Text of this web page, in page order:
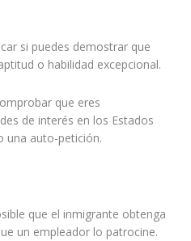
si puedes demostrar que
o habilidad excepcional.
que eres
de interés en los Estados
una auto-petición.
que el inmigrante obtenga
un empleador lo patrocine.